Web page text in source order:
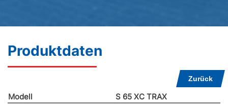
Produktdaten
Zurück
Modell
S 65 XC TRAX